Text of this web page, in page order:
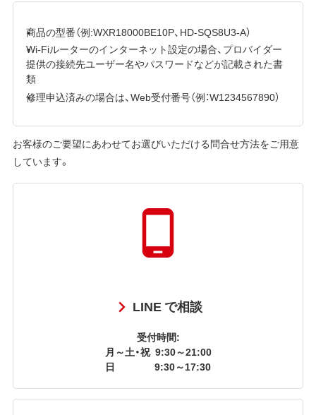
商品の型番（例:WXR18000BE10P、HD-SQS8U3-A）
Wi-Fiルーターのインターネット設定の場合、プロバイダー
提供の接続先ユーザー名やパスワードなどが記載された書
類
修理申込済みの場合は、Web受付番号（例：W1234567890）
お客様のご要望にあわせてお選びいただける問合せ方法をご用意
しています。
LINE で相談
受付時間:
月～土・祝 9:30～21:00
日
9:30～17:30